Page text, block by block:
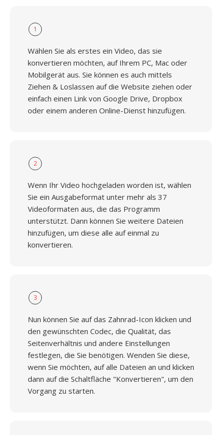
1
Wählen Sie als erstes ein Video, das sie
konvertieren möchten, auf Ihrem PC, Mac oder
Mobilgerät aus. Sie können es auch mittels
Ziehen & Loslassen auf die Website ziehen oder
einfach einen Link von Google Drive, Dropbox
oder einem anderen Online-Dienst hinzufügen.
2
Wenn Ihr Video hochgeladen worden ist, wählen
Sie ein Ausgabeformat unter mehr als 37
Videoformaten aus, die das Programm
unterstützt. Dann können Sie weitere Dateien
hinzufügen, um diese alle auf einmal zu
konvertieren.
3
Nun können Sie auf das Zahnrad-Icon klicken und
den gewünschten Codec, die Qualität, das
Seitenverhältnis und andere Einstellungen
festlegen, die Sie benötigen. Wenden Sie diese,
wenn Sie möchten, auf alle Dateien an und klicken
dann auf die Schaltfläche "Konvertieren", um den
Vorgang zu starten.